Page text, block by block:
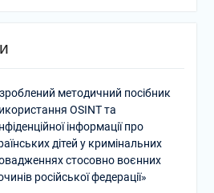
методичний посібник
OSINT та
інформації про
дітей у кримінальних
стосовно воєнних
російської федерації»